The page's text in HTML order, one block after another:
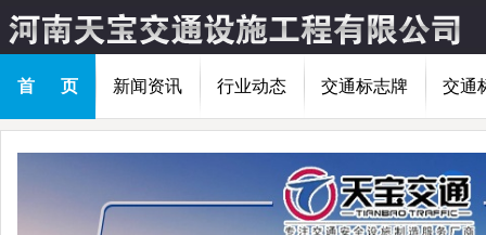
首 页 新闻资讯 行业动态 交通标志牌 交通